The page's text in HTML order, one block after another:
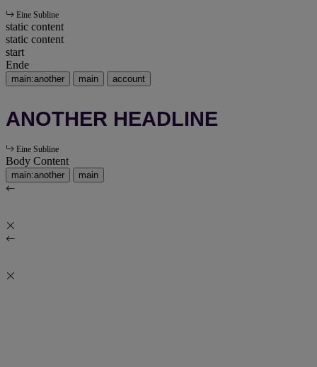
Eine Subline
static content
static content
start
Ende
main:another main account
ANOTHER HEADLINE
Eine Subline
Body Content
main:another main